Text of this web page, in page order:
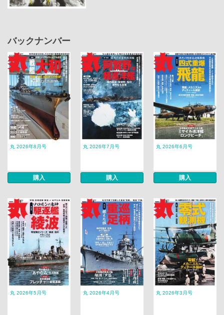
バックナンバー
丸 2026年8月号
購入
丸 2026年7月号
購入
丸 2026年6月号
購入
丸 2026年5月号 丸 2026年4月号 丸 2026年3月号